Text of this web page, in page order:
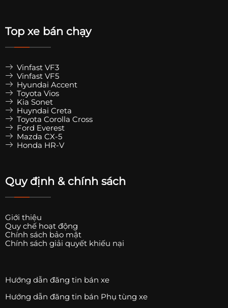
Top xe bán chạy
Vinfast VF3
Vinfast VF5
Hyundai Accent
Toyota Vios
Kia Sonet
Huyndai Creta
Toyota Corolla Cross
Ford Everest
Mazda CX-5
Honda HR-V
Quy định & chính sách
Giới thiệu
Quy chế hoạt động
Chính sách bảo mật
Chính sách giải quyết khiếu nại
Hướng dẫn đăng tin bán xe
Hướng dẫn đăng tin bán Phụ tùng xe